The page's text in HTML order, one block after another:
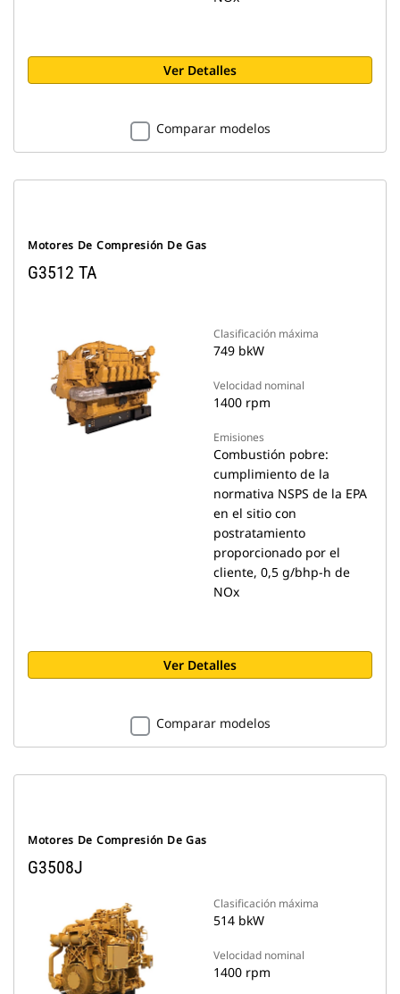
Ver Detalles
Comparar modelos
Motores De Compresión De Gas
G3512 TA
Clasificación máxima
749 bkW
Velocidad nominal
1400 rpm
Emisiones
Combustión pobre:
cumplimiento de la
normativa NSPS de la EPA
en el sitio con
postratamiento
proporcionado por el
cliente, 0,5 g/bhp-h de
NOx
Ver Detalles
Comparar modelos
Motores De Compresión De Gas
G3508J
Clasificación máxima
514 bkW
Velocidad nominal
1400 rpm